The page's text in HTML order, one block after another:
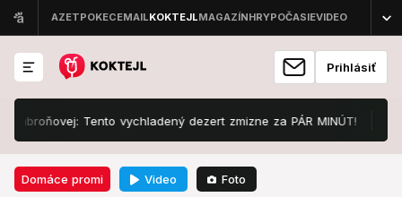
Prihlásiť
Tento vychladený dezert zmizne za PÁR MINÚT! Štartuje
Domáce promi Video Foto
Domáce promi 11. jan. 2026 o 06:00